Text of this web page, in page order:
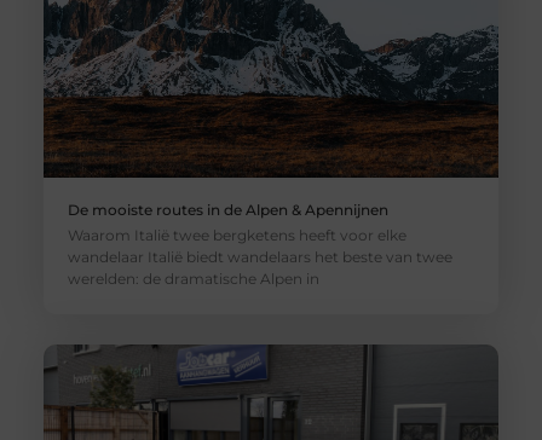
De mooiste routes in de Alpen & Apennijnen
Waarom Italië twee bergketens heeft voor elke
wandelaar Italië biedt wandelaars het beste van twee
werelden: de dramatische Alpen in